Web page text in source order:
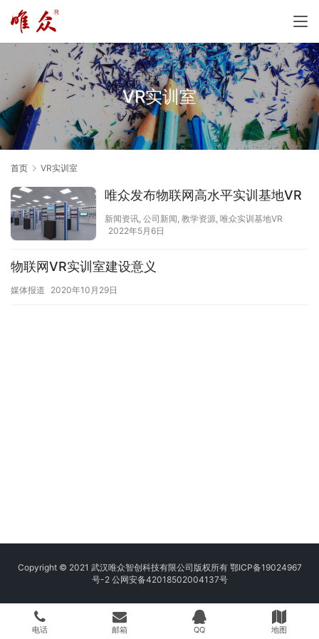
VR实训室
首页 VR实训室
唯众发布物联网高水平实训基地VR
新闻资讯, 公司新闻, 教学资源, 唯众实训基地VR
2022年5月6日
物联网VR实训室建设意义
媒体报道 2020年10月29日
Copyright © 2021 武汉唯众智创科技有限公司版权所有 鄂ICP备19024967
号-2 公网安备42018502004137号
电话 邮箱 QQ 地图